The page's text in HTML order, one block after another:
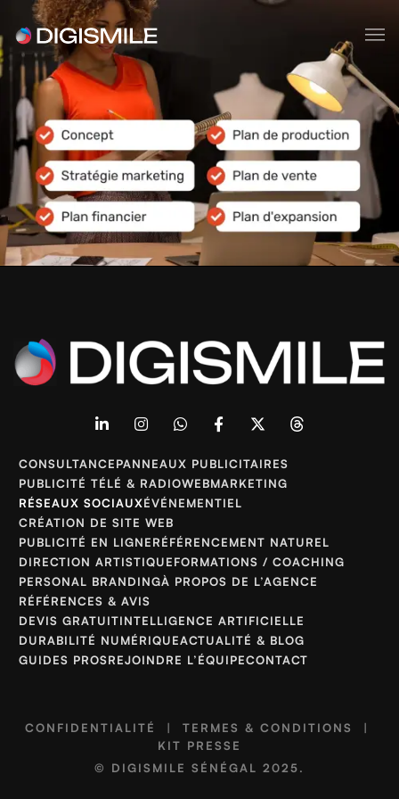
Publicité en ligne
Consultance
WEBMARKETING
Tous les services
Devis gratuit
CONSULTANCEPANNEAUX PUBLICITAIRES
PUBLICITÉ TÉLÉ & RADIOWEBMARKETING
RÉSEAUX SOCIAUXÉVÉNEMENTIEL
CRÉATION DE SITE WEB
PUBLICITÉ EN LIGNERÉFÉRENCEMENT NATUREL
DIRECTION ARTISTIQUEFORMATIONS / COACHING
PERSONAL BRANDINGÀ PROPOS DE L’AGENCE
RÉFÉRENCES & AVIS
DEVIS GRATUITINTELLIGENCE ARTIFICIELLE
DURABILITÉ NUMÉRIQUEACTUALITÉ & BLOG
GUIDES PROSREJOINDRE L’ÉQUIPECONTACT
CONFIDENTIALITÉ | TERMES & CONDITIONS
|
KIT PRESSE
© DIGISMILE SÉNÉGAL 2025.